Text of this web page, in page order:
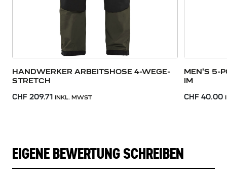
HANDWERKER ARBEITSHOSE 4-WEGE-
STRETCH
CHF 209.71 INKL. MWST
MEN'S 5-
IM
CHF 40.00
EIGENE BEWERTUNG SCHREIBEN